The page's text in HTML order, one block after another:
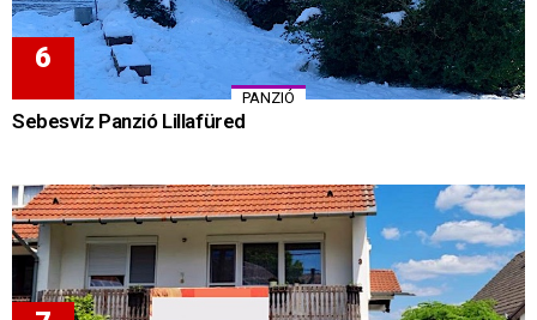
PANZIÓ
Sebesvíz Panzió Lillafüred